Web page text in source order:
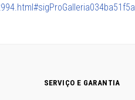
SERVIÇO E GARANTIA